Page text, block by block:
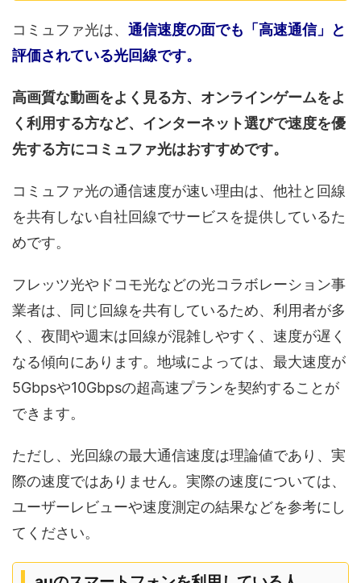
コミュファ光は、 通信速度の面でも「高速通信」と
評価されている光回線です。
高画質な動画をよく見る方、オンラインゲームをよ
く利用する方など、インターネット選びで速度を優
先する方にコミュファ光はおすすめです。
コミュファ光の通信速度が速い理由は、他社と回線
を共有しない自社回線でサービスを提供しているた
めです。
フレッツ光やドコモ光などの光コラボレーション事
業者は、同じ回線を共有しているため、利用者が多
く、夜間や週末は回線が混雑しやすく、速度が遅く
なる傾向にあります。地域によっては、最大速度が
5Gbpsや10Gbpsの超高速プランを契約することが
できます。
ただし、光回線の最大通信速度は理論値であり、実
際の速度ではありません。実際の速度については、
ユーザーレビューや速度測定の結果などを参考にし
てください。